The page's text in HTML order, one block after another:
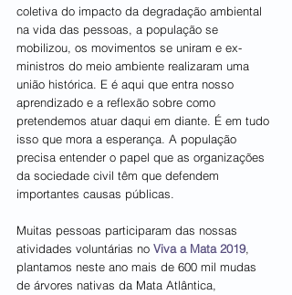
coletiva do impacto da degradação ambiental
na vida das pessoas, a população se
mobilizou, os movimentos se uniram e ex-
ministros do meio ambiente realizaram uma
união histórica. E é aqui que entra nosso
aprendizado e a reflexão sobre como
pretendemos atuar daqui em diante. É em tudo
isso que mora a esperança. A população
precisa entender o papel que as organizações
da sociedade civil têm que defendem
importantes causas públicas.
Muitas pessoas participaram das nossas
atividades voluntárias no Viva a Mata 2019,
plantamos neste ano mais de 600 mil mudas
de árvores nativas da Mata Atlântica,